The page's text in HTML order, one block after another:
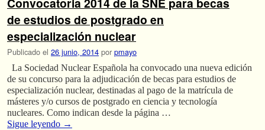
de estudios de postgrado en
especialización nuclear
Publicado el 26 junio, 2014 por pmayo
La Sociedad Nuclear Española ha convocado una nueva edición
de su concurso para la adjudicación de becas para estudios de
especialización nuclear, destinadas al pago de la matrícula de
másteres y/o cursos de postgrado en ciencia y tecnología
nucleares. Como indican desde la página …
Sigue leyendo →